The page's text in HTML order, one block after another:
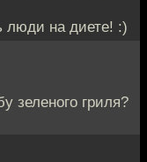
люди на диете! :)
зеленого гриля?